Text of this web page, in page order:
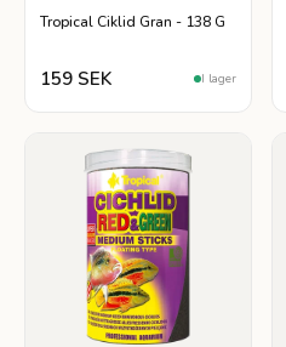
Tropical Ciklid Gran - 138 G
159 SEK I lager